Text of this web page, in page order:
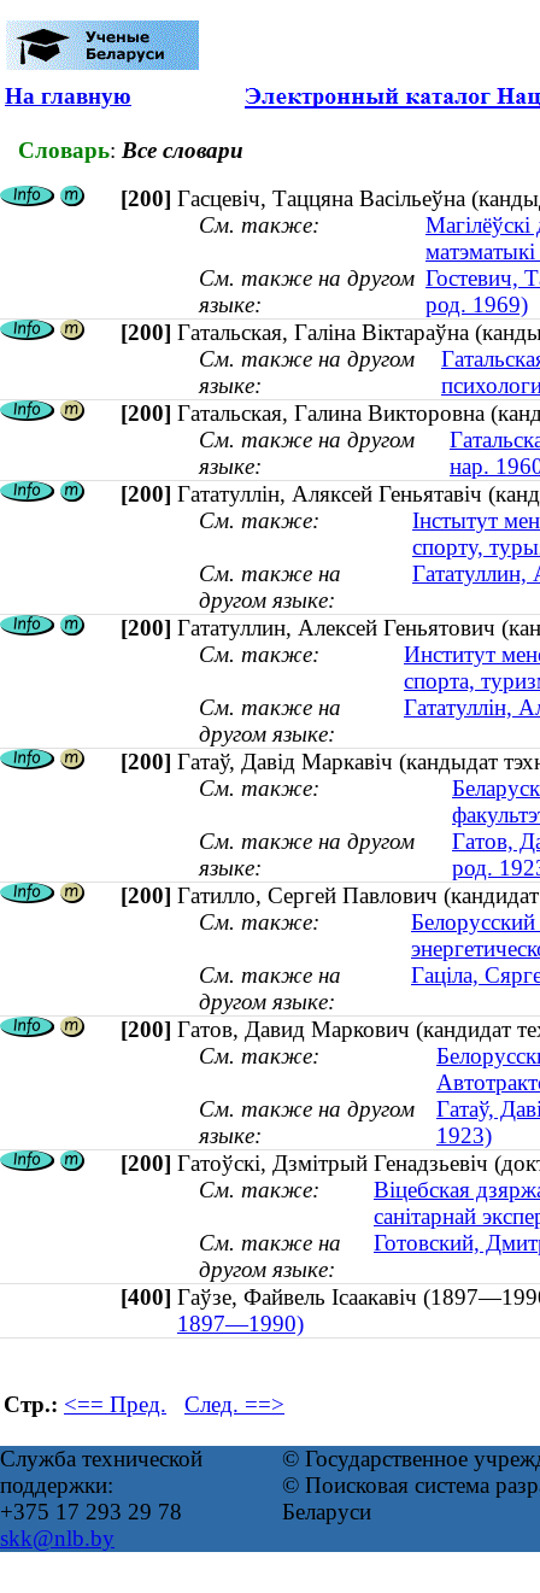
На главную
Словарь: Все словари
[200] Гасцевіч, Таццяна Васільеўна
См. также:
См. также на другом
языке:
Гостевич,
род. 1969)
[200] Гатальская, Галіна Віктараўна
См. также на другом
языке:
[200] Гатальская, Галина Викторовна
См. также на другом
языке:
нар.
[200] Гататуллін, Аляксей Геньятавіч
См. также:
Інстытут
спорту,
См. также на
другом языке:
Гататуллин,
[200] Гататуллин, Алексей Геньятович
См. также:
Институт
спорта,
См. также на
другом языке:
Гататуллін,
[200] Гатаў, Давід Маркавіч (кандыдат
См. также:
См. также на другом
языке:
Гатов,
род.
[200] Гатилло, Сергей Павлович
См. также:
См. также на
другом языке:
Гаціла,
[200] Гатов, Давид Маркович (кандидат
См. также:
См. также на другом
языке:
Гатаў,
1923)
[200] Гатоўскі, Дзмітрый Генадзьевіч
См. также:
Віцебская
санітарнай
См. также на
другом языке:
Готовский,
[400] Гаўзе, Файвель Ісаакавіч
1897—1990)
Стр.: <== Пред. След. ==>
Служба технической
поддержки:
+375 17 293 29 78
skk@nlb.by
© Государственное
© Поисковая система
Беларуси